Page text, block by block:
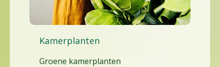
Kamerplanten
Groene kamerplanten